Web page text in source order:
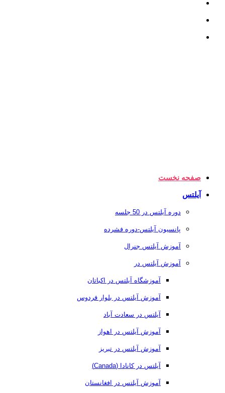
صفحه نخست
آیلتس
دوره آیلتس در 50 جلسه
پانسیون آیلتس-دوره فشرده
آموزش آیلتس جنرال
آموزش آیلتس در
آموزشگاه آیلتس در اکباتان
آموزش آیلتس در بلوار فردوس
آیلتس در سعادت آباد
آموزش آیلتس در اهواز
آموزش آیلتس در تبریز
آیلتس در کانادا (Canada)
آموزش آیلتس در افغانستان